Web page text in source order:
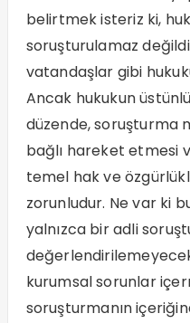
belirtmek isteriz ki,
soruşturulamaz
vatandaşlar gibi
Ancak hukukun
düzende, soruşturma
bağlı hareket etmesi
temel hak ve
zorunludur. Ne var ki
yalnızca bir adli
kurumsal sorunlar
soruşturmanın